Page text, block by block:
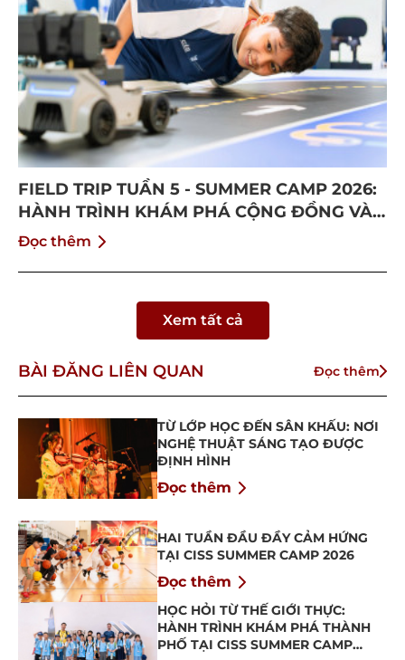
FIELD TRIP TUẦN 5 - SUMMER CAMP 2026:
HÀNH TRÌNH KHÁM PHÁ CỘNG ĐỒNG VÀ
BỨT PHÁ BẢN THÂN
Đọc thêm
Xem tất cả
BÀI ĐĂNG LIÊN QUAN Đọc thêm
TỪ LỚP HỌC ĐẾN SÂN KHẤU: NƠI
NGHỆ THUẬT SÁNG TẠO ĐƯỢC
ĐỊNH HÌNH
Đọc thêm
HAI TUẦN ĐẦU ĐẦY CẢM HỨNG
TẠI CISS SUMMER CAMP 2026
Đọc thêm
HỌC HỎI TỪ THẾ GIỚI THỰC:
HÀNH TRÌNH KHÁM PHÁ THÀNH
PHỐ TẠI CISS SUMMER CAMP